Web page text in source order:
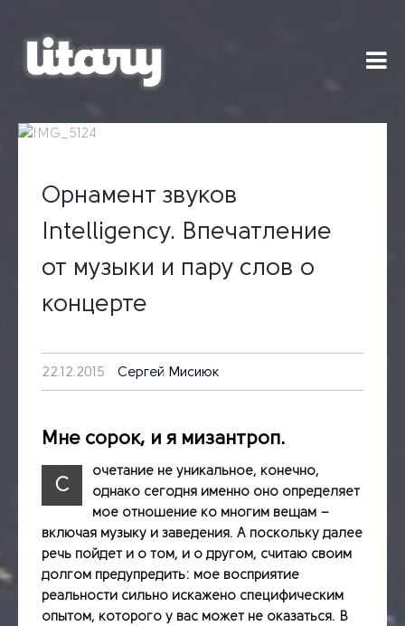
content
Орнамент звуков
Intelligency. Впечатление
от музыки и пару слов о
концерте
22.12.2015 Сергей Мисиюк
Мне сорок, и я мизантроп.
С
очетание не уникальное, конечно,
однако сегодня именно оно определяет
мое отношение ко многим вещам –
включая музыку и заведения. А поскольку далее
речь пойдет и о том, и о другом, считаю своим
долгом предупредить: мое восприятие
реальности сильно искажено специфическим
опытом, которого у вас может не оказаться. В